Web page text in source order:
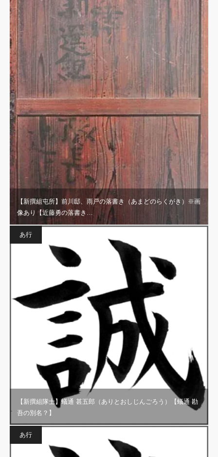
【新撰組屯所】前川邸、雨戸の落書き（あまどのらくがき）※画
像あり【近藤勇の落書き…
あ行
【新撰組隊士】蟻通 甚五郎（ありとおしじんごろう）【蟻通 勘
吾の別名？】
あ行